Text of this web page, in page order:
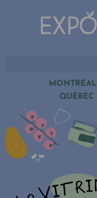
MONTRÉAL
QUÉBEC